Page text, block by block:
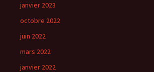
janvier 2023
octobre 2022
juin 2022
mars 2022
janvier 2022